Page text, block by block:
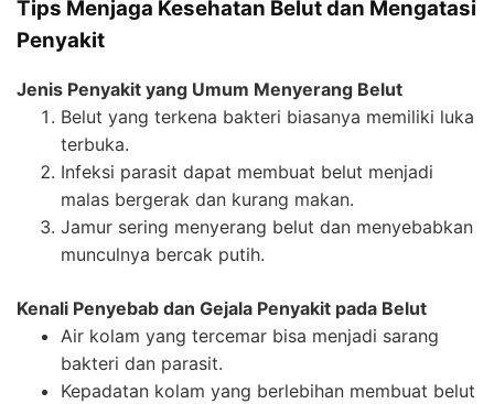
Tips Menjaga Kesehatan Belut dan Mengatasi
Penyakit
Jenis Penyakit yang Umum Menyerang Belut
Belut yang terkena bakteri biasanya memiliki luka
terbuka.
Infeksi parasit dapat membuat belut menjadi
malas bergerak dan kurang makan.
Jamur sering menyerang belut dan menyebabkan
munculnya bercak putih.
Kenali Penyebab dan Gejala Penyakit pada Belut
Air kolam yang tercemar bisa menjadi sarang
bakteri dan parasit.
Kepadatan kolam yang berlebihan membuat belut